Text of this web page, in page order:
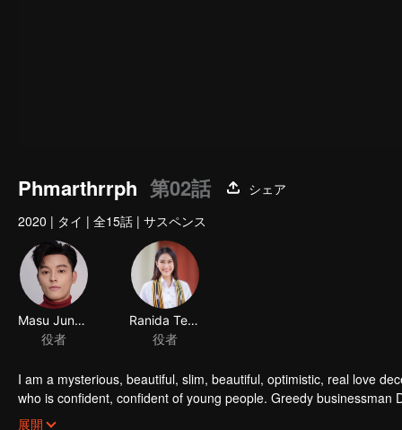
Phmarthrrph 第02話
シェア
2020 | タイ | 全15話 | サスペンス
Masu Junyangdikul
役者
Ranida Techasit
役者
I am a mysterious, beautiful, slim, beautiful, optimistic, real love
who is confident, confident of young people. Greedy
girlfriend's death. Trying to find out the truth But in the end, she
展開